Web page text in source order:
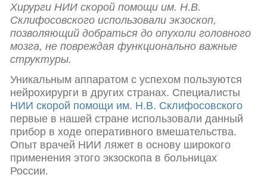
Хирурги НИИ скорой помощи им. Н.В.
Склифосовского использовали экзоскоп,
позволяющий добраться до опухоли головного
мозга, не повреждая функционально важные
структуры.
Уникальным аппаратом с успехом пользуются
нейрохирурги в других странах. Специалисты
НИИ скорой помощи им. Н.В. Склифосовского
первые в нашей стране использовали данный
прибор в ходе оперативного вмешательства.
Опыт врачей НИИ ляжет в основу широкого
применения этого экзоскопа в больницах
России.